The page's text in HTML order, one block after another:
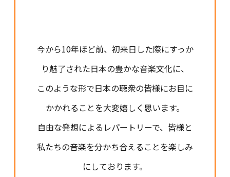
今から10年ほど前、初来日した際にすっか
り魅了された日本の豊かな音楽文化に、
このような形で日本の聴衆の皆様にお目に
かかれることを大変嬉しく思います。
自由な発想によるレパートリーで、皆様と
私たちの音楽を分かち合えることを楽しみ
にしております。